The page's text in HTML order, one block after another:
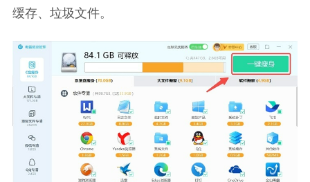
缓存、垃圾文件。